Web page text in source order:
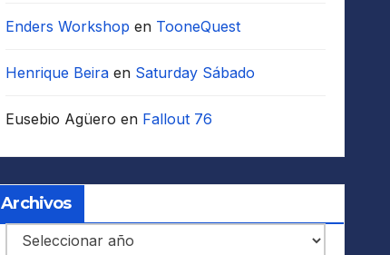
Enders Workshop en TooneQuest
Henrique Beira en Saturday Sábado
Eusebio Agüero en Fallout 76
Archivos
Archivos